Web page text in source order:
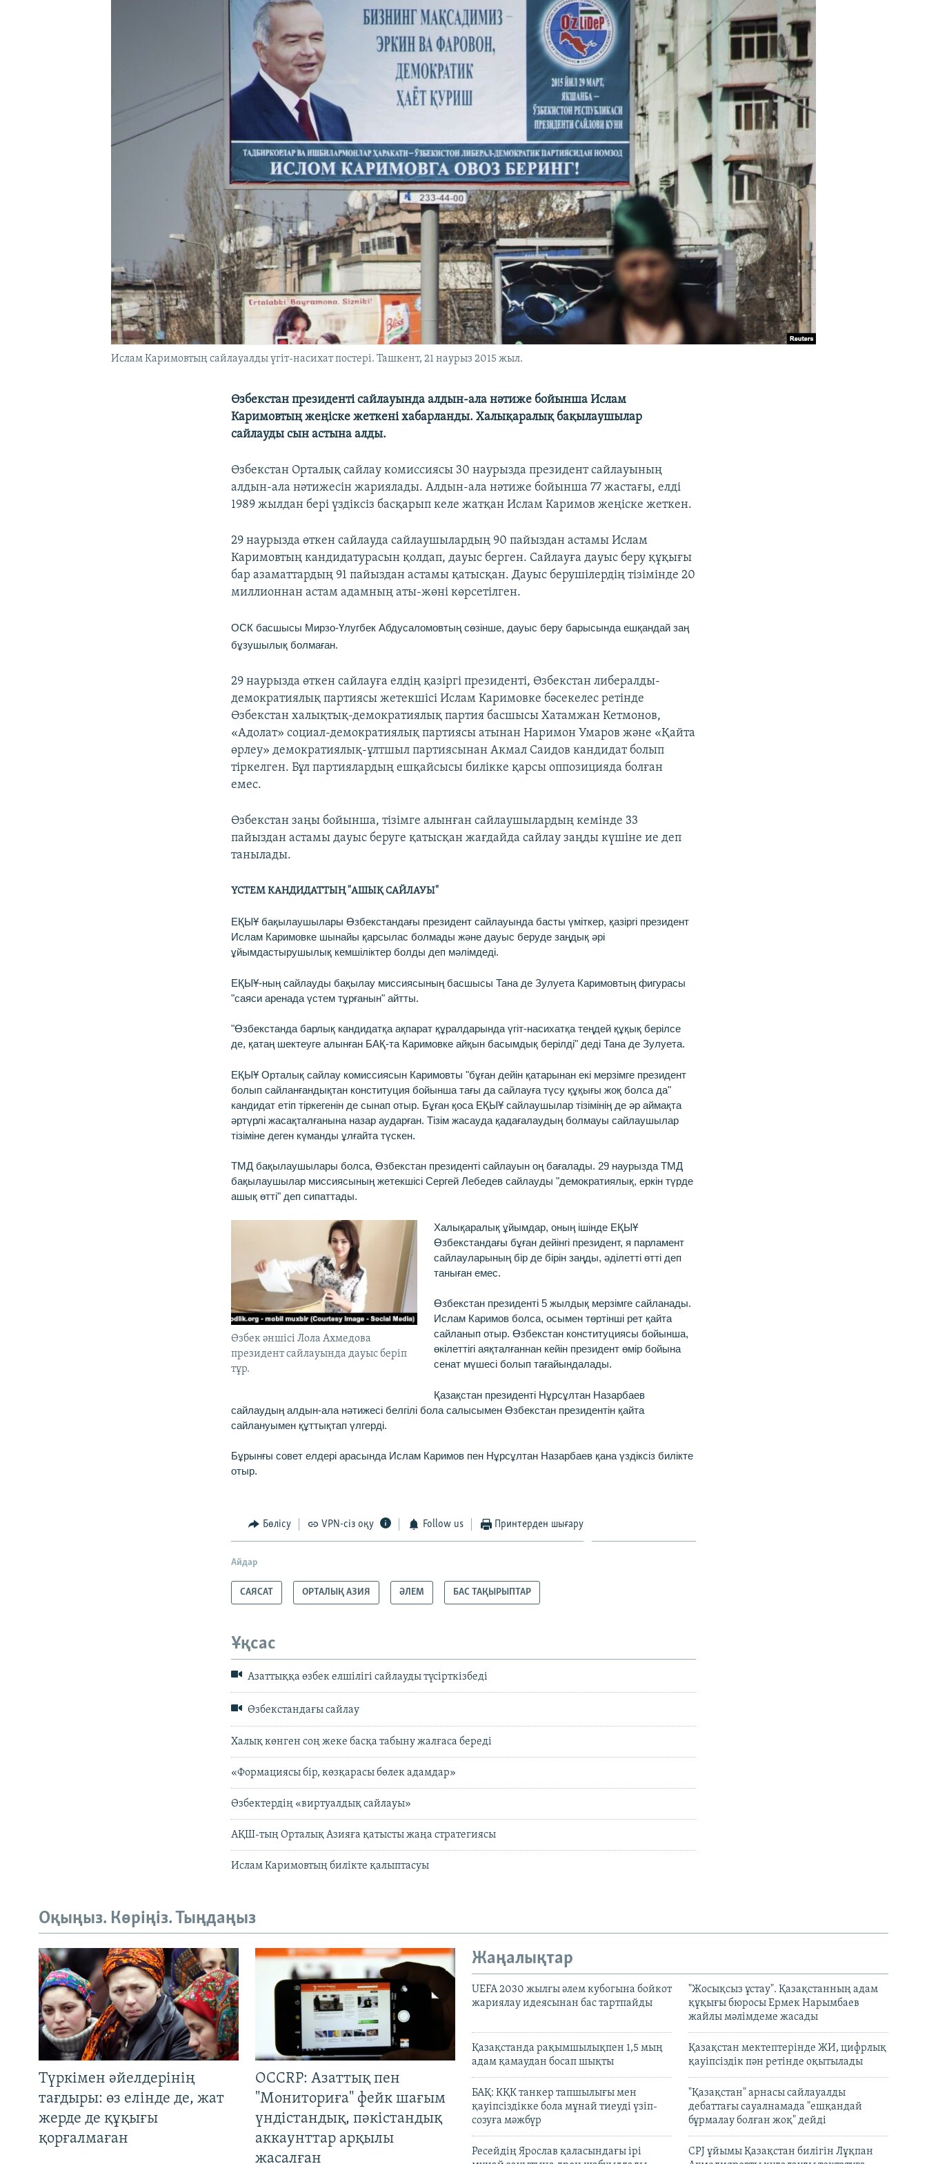
Ислам Каримовтың сайлауалды үгіт-насихат постері. Ташкент, 21 наурыз 2015 жыл.
Өзбекстан президенті сайлауында алдын-ала нәтиже бойынша Ислам
Каримовтың жеңіске жеткені хабарланды. Халықаралық бақылаушылар
сайлауды сын астына алды.
Өзбекстан Орталық сайлау комиссиясы 30 наурызда президент сайлауының
алдын-ала нәтижесін жариялады. Алдын-ала нәтиже бойынша 77 жастағы, елді
1989 жылдан бері үздіксіз басқарып келе жатқан Ислам Каримов жеңіске жеткен.
29 наурызда өткен сайлауда сайлаушылардың 90 пайыздан астамы Ислам
Каримовтың кандидатурасын қолдап, дауыс берген. Сайлауға дауыс беру құқығы
бар азаматтардың 91 пайыздан астамы қатысқан. Дауыс берушілердің тізімінде 20
миллионнан астам адамның аты-жөні көрсетілген.
ОСК басшысы Мирзо-Үлугбек Абдусаломовтың сөзінше, дауыс беру барысында ешқандай заң
бұзушылық болмаған.
29 наурызда өткен сайлауға елдің қазіргі президенті, Өзбекстан либералды-
демократиялық партиясы жетекшісі Ислам Каримовке бәсекелес ретінде
Өзбекстан халықтық-демократиялық партия басшысы Хатамжан Кетмонов,
«Адолат» социал-демократиялық партиясы атынан Наримон Умаров және «Қайта
өрлеу» демократиялық-ұлтшыл партиясынан Акмал Саидов кандидат болып
тіркелген. Бұл партиялардың ешқайсысы билікке қарсы оппозицияда болған
емес.
Өзбекстан заңы бойынша, тізімге алынған сайлаушылардың кемінде 33
пайыздан астамы дауыс беруге қатысқан жағдайда сайлау заңды күшіне ие деп
танылады.
ҮСТЕМ КАНДИДАТТЫҢ "АШЫҚ САЙЛАУЫ"
ЕҚЫҰ бақылаушылары Өзбекстандағы президент сайлауында басты үміткер, қазіргі президент
Ислам Каримовке шынайы қарсылас болмады және дауыс беруде заңдық әрі
ұйымдастырушылық кемшіліктер болды деп мәлімдеді.
ЕҚЫҰ-ның сайлауды бақылау миссиясының басшысы Тана де Зулуета Каримовтың фигурасы
"саяси аренада үстем тұрғанын" айтты.
"Өзбекстанда барлық кандидатқа ақпарат құралдарында үгіт-насихатқа теңдей құқық берілсе
де, қатаң шектеуге алынған БАҚ-та Каримовке айқын басымдық берілді" деді Тана де Зулуета.
ЕҚЫҰ Орталық сайлау комиссиясын Каримовты "бұған дейін қатарынан екі мерзімге президент
болып сайланғандықтан конституция бойынша тағы да сайлауға түсу құқығы жоқ болса да"
кандидат етіп тіркегенін де сынап отыр. Бұған қоса ЕҚЫҰ сайлаушылар тізімінің де әр аймақта
әртүрлі жасақталғанына назар аударған. Тізім жасауда қадағалаудың болмауы сайлаушылар
тізіміне деген күманды ұлғайта түскен.
ТМД бақылаушылары болса,Өзбекстан президенті сайлауын оң бағалады. 29 наурызда ТМД
бақылаушылар миссиясының жетекшісі Сергей Лебедев сайлауды "демократиялық, еркін түрде
ашық өтті" деп сипаттады.
Өзбек әншісі Лола Ахмедова
президент сайлауында дауыс беріп
тұр.
Халықаралық ұйымдар, оның ішінде ЕҚЫҰ
Өзбекстандағы бұған дейінгі президент, я парламент
сайлауларының бір де бірін заңды, әділетті өтті деп
таныған емес.
Өзбекстан президенті 5 жылдық мерзімге сайланады.
Ислам Каримов болса, осымен төртінші рет қайта
сайланып отыр. Өзбекстан конституциясы бойынша,
өкілеттігі аяқталғаннан кейін президент өмір бойына
сенат мүшесі болып тағайындалады.
Қазақстан президенті Нұрсұлтан Назарбаев
сайлаудың алдын-ала нәтижесі белгілі бола салысымен Өзбекстан президентін қайта
сайлануымен құттықтап үлгерді.
Бұрынғы совет елдері арасында Ислам Каримов пен Нұрсұлтан Назарбаев қана үздіксіз билікте
отыр.
Бөлісу VPN-сіз оқу Follow us Принтерден шығару
Айдар
САЯСАТ ОРТАЛЫҚ АЗИЯ ӘЛЕМ БАС ТАҚЫРЫПТАР
Ұқсас
Азаттыққа өзбек елшілігі сайлауды түсірткізбеді
Өзбекстандағы сайлау
Халық көнген соң жеке басқа табыну жалғаса береді
«Формациясы бір, көзқарасы бөлек адамдар»
Өзбектердің «виртуалдық сайлауы»
АҚШ-тың Орталық Азияға қатысты жаңа стратегиясы
Ислам Каримовтың билікте қалыптасуы
Оқыңыз. Көріңіз. Тыңдаңыз
Түркімен әйелдерінің
тағдыры: өз елінде де, жат
жерде де құқығы
қорғалмаған
OCCRP: Азаттық пен
"Мониториға" фейк шағым
үндістандық, пәкістандық
аккаунттар арқылы
жасалған
Жаңалықтар
UEFA 2030 жылғы әлем кубогына бойкот
жариялау идеясынан бас тартпайды
"Жосықсыз ұстау". Қазақстанның адам
құқығы бюросы Ермек Нарымбаев
жайлы мәлімдеме жасады
Қазақстанда рақымшылықпен 1,5 мың
адам қамаудан босап шықты
Қазақстан мектептерінде ЖИ, цифрлық
қауіпсіздік пән ретінде оқытылады
БАҚ: КҚК танкер тапшылығы мен
қауіпсіздікке бола мұнай тиеуді үзіп-
созуға мәжбүр
"Қазақстан" арнасы сайлауалды
дебаттағы сауалнамада "ешқандай
бұрмалау болған жоқ" дейді
Ресейдің Ярослав қаласындағы ірі
CPJ ұйымы Қазақстан билігін Лұқпан